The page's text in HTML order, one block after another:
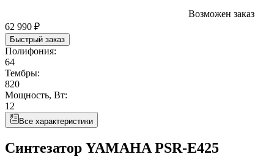
Возможен заказ
62 990 ₽
Быстрый заказ
Полифония:
64
Тембры:
820
Мощность, Вт:
12
Все характеристики
Синтезатор YAMAHA PSR-E425